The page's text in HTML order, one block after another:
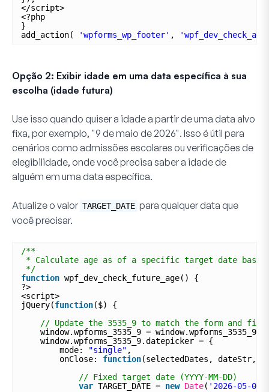
</script>
<?php
}
add_action(
'wpforms_wp_footer' ,
Opção 2: Exibir idade em uma data específica à sua
escolha (idade futura)
Use isso quando quiser a idadea partir de uma data alvo
fixa, por exemplo, "9 de maio de 2026". Isso é útil para
cenários como admissões escolares ou verificações de
elegibilidade, onde você precisa saber a idade de
alguém em uma data específica.
Atualize o valor TARGET_DATE para qualquer data que
você precisar.
/**
* Calculate age as of a specific target date
*/
function wpf_dev_check_future_age() {
?>
<script>
jQuery(function($) {
// Update the 3535_9 to match the form and
window.wpforms_3535_9 =
window.wpforms_3535_9.datepicker = {
mode:
"single" ,
onClose: function(selectedDates, dateStr,
// Fixed target date (YYYY-MM-DD)
var TARGET_DATE = new Date( '2026-05-